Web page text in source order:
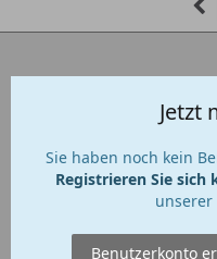
Jetzt
Sie haben noch kein
Registrieren Sie sich
unserer
Benutzerkonto